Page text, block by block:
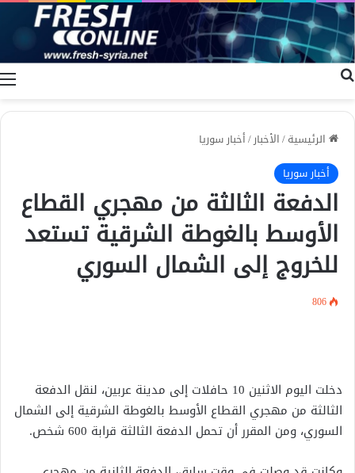
الرئيسية/الأخبار/أخبار سوريا
أخبار سوريا
الدفعة الثالثة من مهجري القطاع
الأوسط بالغوطة الشرقية تستعد
للخروج إلى الشمال السوري
806
دخلت اليوم الاثنين 10 حافلات إلى مدينة عربين، لنقل الدفعة
الثالثة من مهجري القطاع الأوسط بالغوطة الشرقية إلى الشمال
السوري، ومن المقرر أن تحمل الدفعة الثالثة قرابة 600 شخص.